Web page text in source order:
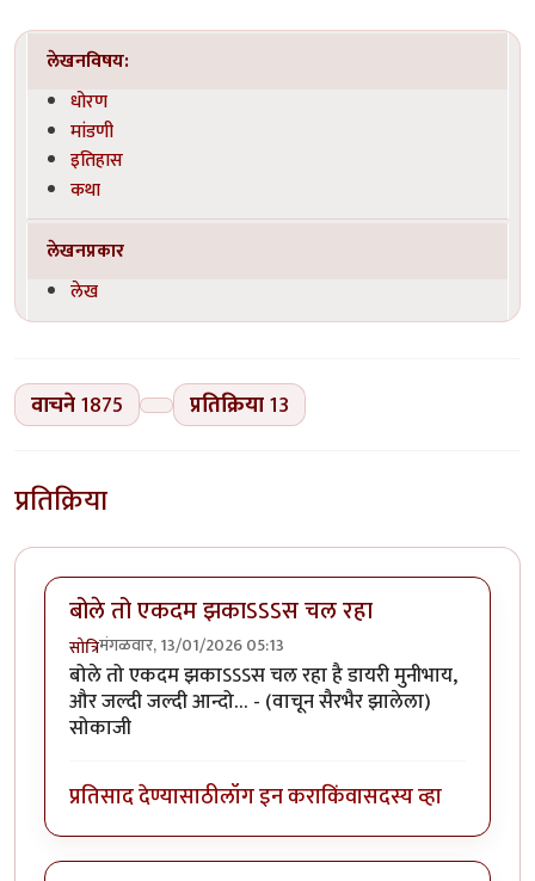
लेखनविषय:
धोरण
मांडणी
इतिहास
कथा
लेखनप्रकार
लेख
वाचने1875 प्रतिक्रिया13
प्रतिक्रिया
बोले तो एकदम झकाऽऽऽस चल रहा
सोत्रिमंगळवार, 13/01/2026 05:13
बोले तो एकदम झकाऽऽऽस चल रहा है डायरी मुनीभाय,
और जल्दी जल्दी आन्दो… - (वाचून सैरभैर झालेला)
सोकाजी
प्रतिसाद देण्यासाठीलॉग इन कराकिंवासदस्य व्हा